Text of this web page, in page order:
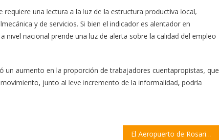
una lectura a la luz de la estructura productiva local,
y de servicios. Si bien el indicador es alentador en
nacional prende una luz de alerta sobre la calidad del empleo
un aumento en la proporción de trabajadores cuentapropistas, que
junto al leve incremento de la informalidad, podría
El Aeropuerto de Rosario sumará tres frecuencias directas por semana a Punta Cana